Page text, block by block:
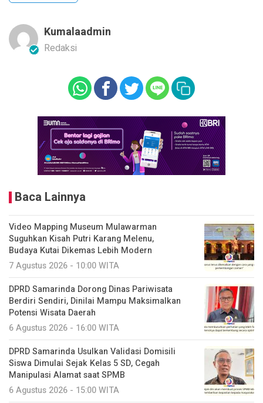
Kumalaadmin
Redaksi
Baca Lainnya
Video Mapping Museum Mulawarman
Suguhkan Kisah Putri Karang Melenu,
Budaya Kutai Dikemas Lebih Modern
7 Agustus 2026 - 10:00 WITA
DPRD Samarinda Dorong Dinas Pariwisata
Berdiri Sendiri, Dinilai Mampu Maksimalkan
Potensi Wisata Daerah
6 Agustus 2026 - 16:00 WITA
DPRD Samarinda Usulkan Validasi Domisili
Siswa Dimulai Sejak Kelas 5 SD, Cegah
Manipulasi Alamat saat SPMB
6 Agustus 2026 - 15:00 WITA